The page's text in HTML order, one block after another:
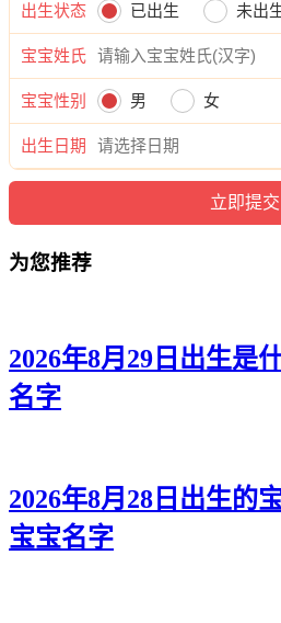
海、俊颖、正彦、亦影、瀚尊、众
浩、迪甜。
出生状态 已出生 未出
宝宝姓氏
宝宝性别 男 女
出生日期
为您推荐
2026年8月29日出生是
名字
2026年8月28日出生的
宝宝名字